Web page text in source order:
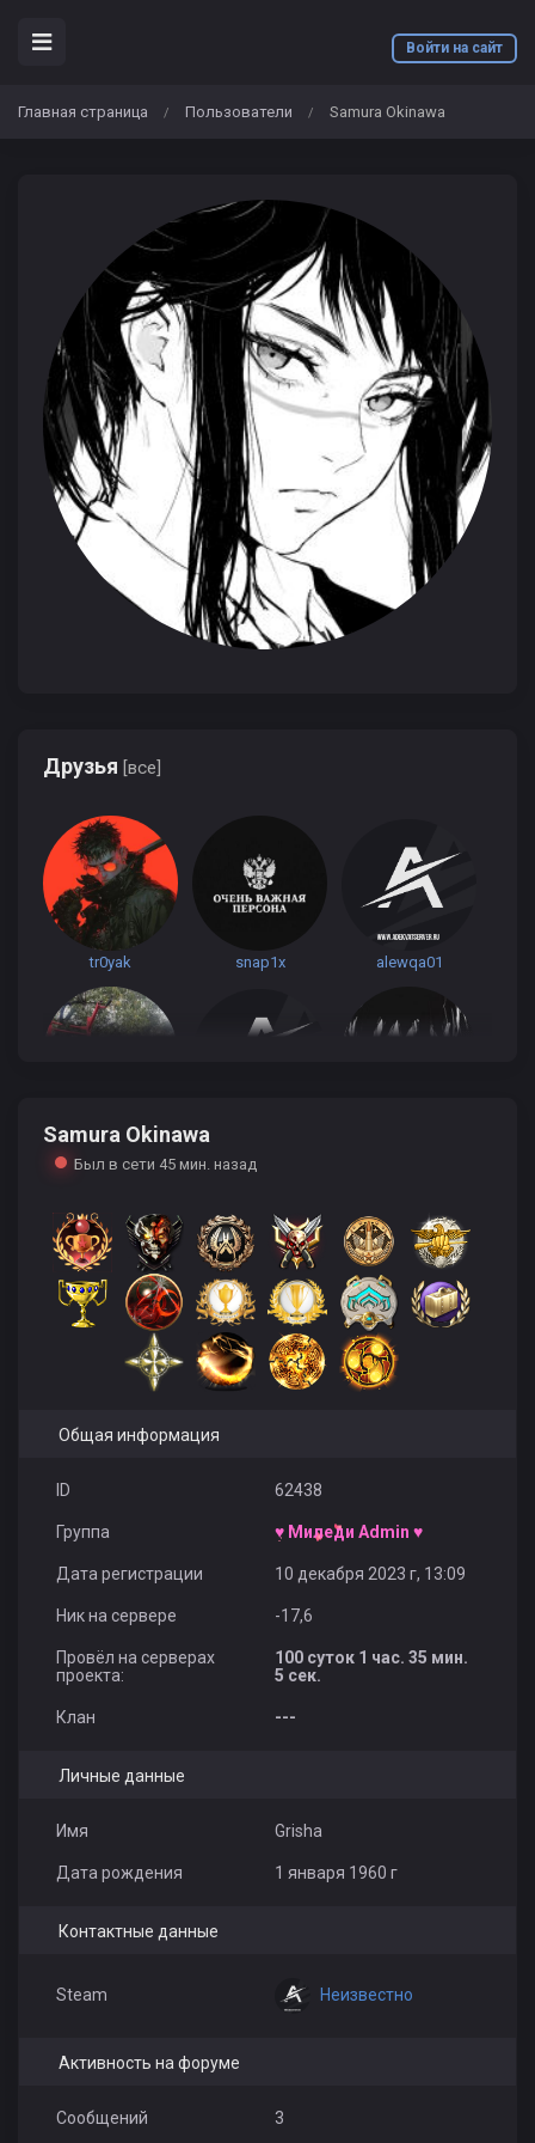
Войти на сайт
Главная страница / Пользователи / Samura Okinawa
Друзья [все]
tr0yak snap1x alewqa01
Torrio
Волгоград 34 RUS MilkyWayy AHATAC
Samura Okinawa
Был в сети 45 мин. назад
Общая информация
ID 62438
Группа ♥ Миледи Admin ♥
Дата регистрации 10 декабря 2023 г, 13:09
Ник на сервере -17,6
Провёл на серверах
проекта:
100 суток 1 час. 35 мин.
5 сек.
Клан ---
Личные данные
Имя Grisha
Дата рождения 1 января 1960 г
Контактные данные
Steam Неизвестно
Активность на форуме
Сообщений 3